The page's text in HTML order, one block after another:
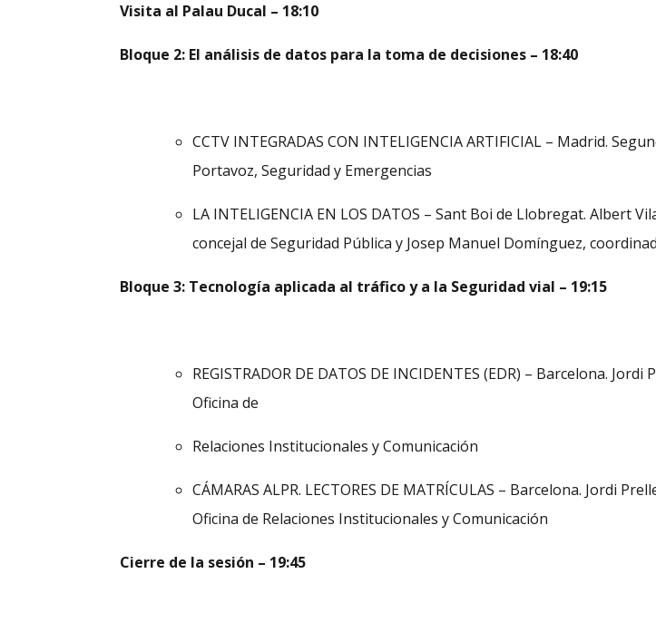
Visita al Palau Ducal – 18:10
Bloque 2: El análisis de datos para la toma de decisiones – 18:40
CCTV INTEGRADAS CON INTELIGENCIA ARTIFICIAL – Madrid.
Portavoz, Seguridad y Emergencias
LA INTELIGENCIA EN LOS DATOS – Sant Boi de Llobregat. Albert
concejal de Seguridad Pública y Josep Manuel Domínguez,
Bloque 3: Tecnología aplicada al tráfico y a la Seguridad vial – 19:15
REGISTRADOR DE DATOS DE INCIDENTES (EDR) – Barcelona.
Oficina de
Relaciones Institucionales y Comunicación
CÁMARAS ALPR. LECTORES DE MATRÍCULAS – Barcelona. Jordi
Oficina de Relaciones Institucionales y Comunicación
Cierre de la sesión – 19:45